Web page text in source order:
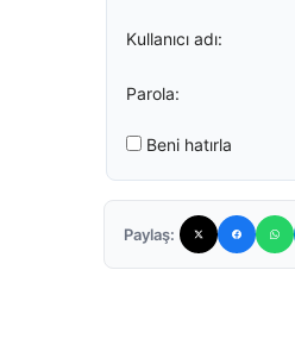
Kullanıcı adı:
Parola:
Beni hatırla
Paylaş: